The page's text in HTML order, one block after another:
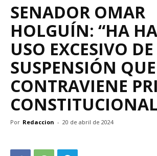
SENADOR OMAR
HOLGUÍN: “HA
USO EXCESIVO DE
SUSPENSIÓN QUE
CONTRAVIENE
CONSTITUCIONAL
Por Redaccion - 20 de abril de 2024